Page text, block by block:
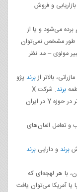
و فروش
برده می‌شود و یا از
طور مشخص نمی‌توان
مولوی – مد نظر
مازراتی، بالاتر ازبرند پژو
برند
. شرکت X
برتر در حوزه Y در ایران
و تعامل المان‌های
برند و دارایی برند
با هر لهجه‌ای که
یا آمریکا می‌توان یافت